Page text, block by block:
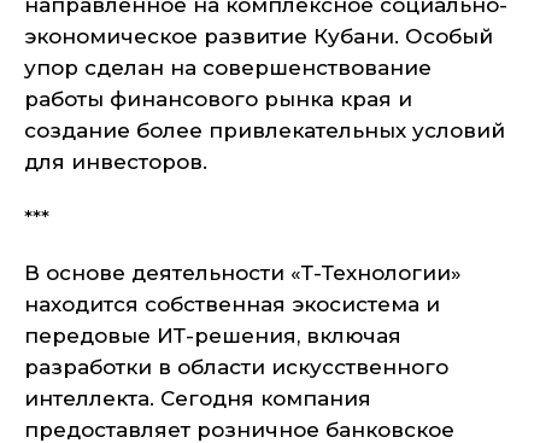
направленное на комплексное социально-
экономическое развитие Кубани. Особый
упор сделан на совершенствование
работы финансового рынка края и
создание более привлекательных условий
для инвесторов.
***
В основе деятельности «Т-Технологии»
находится собственная экосистема и
передовые ИТ-решения, включая
разработки в области искусственного
интеллекта. Сегодня компания
предоставляет розничное банковское